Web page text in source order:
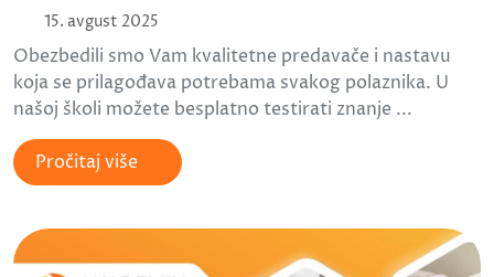
15. avgust 2025
Obezbedili smo Vam kvalitetne predavače i nastavu
koja se prilagođava potrebama svakog polaznika. U
našoj školi možete besplatno testirati znanje ...
Pročitaj više